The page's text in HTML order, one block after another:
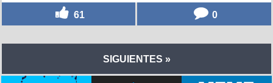
61 0
SIGUIENTES »